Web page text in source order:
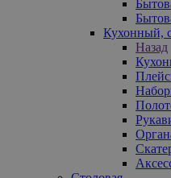
Кухонный,
Назад